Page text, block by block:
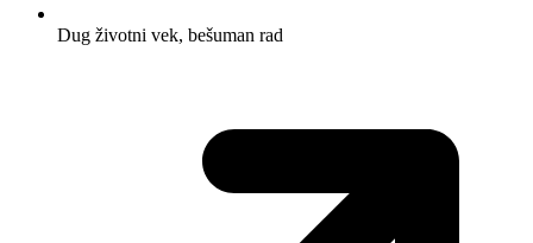
Dug životni vek, bešuman rad